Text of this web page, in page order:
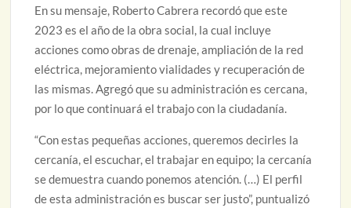
En su mensaje, Roberto Cabrera recordó que este
2023 es el año de la obra social, la cual incluye
acciones como obras de drenaje, ampliación de la red
eléctrica, mejoramiento vialidades y recuperación de
las mismas. Agregó que su administración es cercana,
por lo que continuará el trabajo con la ciudadanía.
“Con estas pequeñas acciones, queremos decirles la
cercanía, el escuchar, el trabajar en equipo; la cercanía
se demuestra cuando ponemos atención. (…) El perfil
de esta administración es buscar ser justo”, puntualizó